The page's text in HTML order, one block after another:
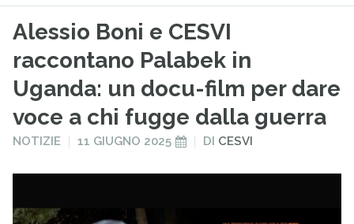
mail
Alessio Boni e CESVI
raccontano Palabek in
Uganda: un docu-film per dare
voce a chi fugge dalla guerra
PUBBLICATO
NOTIZIE
PUBBLICATO
11 GIUGNO 2025 DI CESVI